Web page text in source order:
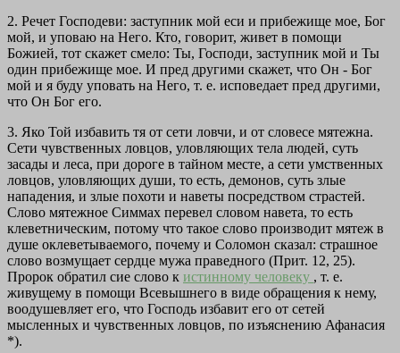
2. Речет Господеви: заступник мой ecи и прибежище мое, Бог
мой, и уповаю на Него. Кто, говорит, живет в помощи
Божией, тот скажет смело: Ты, Господи, заступник мой и Ты
один прибежище мое. И пред другими скажет, что Он - Бог
мой и я буду уповать на Него, т. е. исповедает пред другими,
что Он Бог его.
3. Яко Той избавить тя от сети ловчи, и от словесе мятежна.
Сети чувственных ловцов, уловляющих тела людей, суть
засады и леса, при дороге в тайном месте, а сети умственных
ловцов, уловляющих души, то есть, демонов, суть злые
нападения, и злые похоти и наветы посредством страстей.
Слово мятежное Симмах перевел словом навета, то есть
клеветническим, потому что такое слово производит мятеж в
душе оклеветываемого, почему и Соломон сказал: страшное
слово возмущает сердце мужа праведного (Прит. 12, 25).
Пророк обратил cиe слово к истинному человеку , т. е.
живущему в помощи Всевышнего в виде обращения к нему,
воодушевляет его, что Господь избавит его от сетей
мысленных и чувственных ловцов, по изъяснению Афанасия
*).